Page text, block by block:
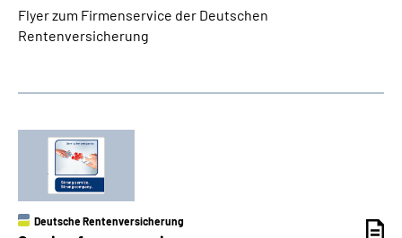
Flyer zum Firmenservice der Deutschen
Rentenversicherung
Deutsche Rentenversicherung